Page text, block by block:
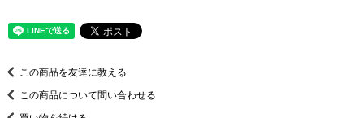
この商品を友達に教える
この商品について問い合わせる